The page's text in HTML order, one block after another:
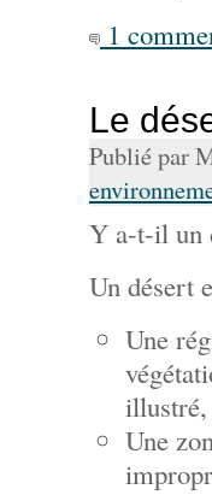
1
Le
Publié par
Y a-t-il un
Un désert
Une
Une